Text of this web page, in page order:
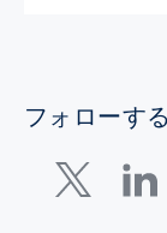
フォローする